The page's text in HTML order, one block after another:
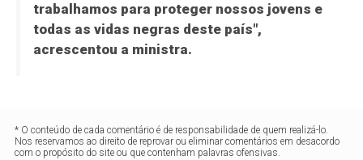
trabalhamos para proteger nossos jovens e
todas as vidas negras deste país",
acrescentou a ministra.
* O conteúdo de cada comentário é de responsabilidade de quem realizá-lo.
Nos reservamos ao direito de reprovar ou eliminar comentários em desacordo
com o propósito do site ou que contenham palavras ofensivas.